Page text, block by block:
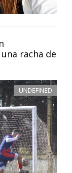
racha de
UNDEFINED